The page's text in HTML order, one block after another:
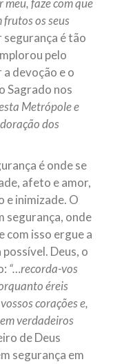
faze com que
frutos os seus
segurança é tão
pelo
devoção e o
Sagrado nos
Metrópole e
dos
é onde se
afeto e amor,
e inimizade. O
segurança, onde
com isso ergue a
Deus, o
“…recorda-vos
éreis
corações e,
verdadeiros
de Deus
segurança em